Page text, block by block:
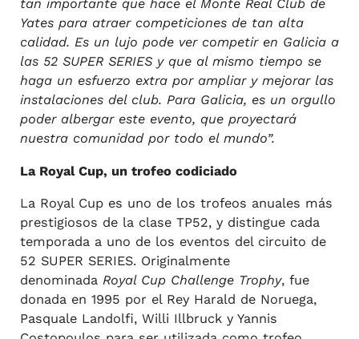
tan importante que hace el Monte Real Club de
Yates para atraer competiciones de tan alta
calidad. Es un lujo pode ver competir en Galicia a
las 52 SUPER SERIES y que al mismo tiempo se
haga un esfuerzo extra por ampliar y mejorar las
instalaciones del club. Para Galicia, es un orgullo
poder albergar este evento, que proyectará
nuestra comunidad por todo el mundo”.
La Royal Cup, un trofeo codiciado
La Royal Cup es uno de los trofeos anuales más
prestigiosos de la clase TP52, y distingue cada
temporada a uno de los eventos del circuito de
52 SUPER SERIES. Originalmente
denominada Royal Cup Challenge Trophy, fue
donada en 1995 por el Rey Harald de Noruega,
Pasquale Landolfi, Willi Illbruck y Yannis